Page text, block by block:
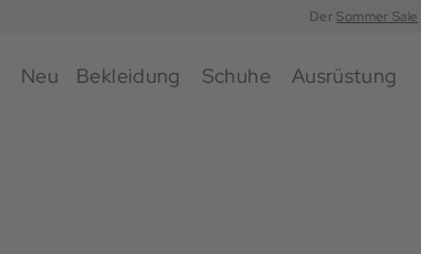
DerSommer Sale
Neu Bekleidung Schuhe Ausrüstung